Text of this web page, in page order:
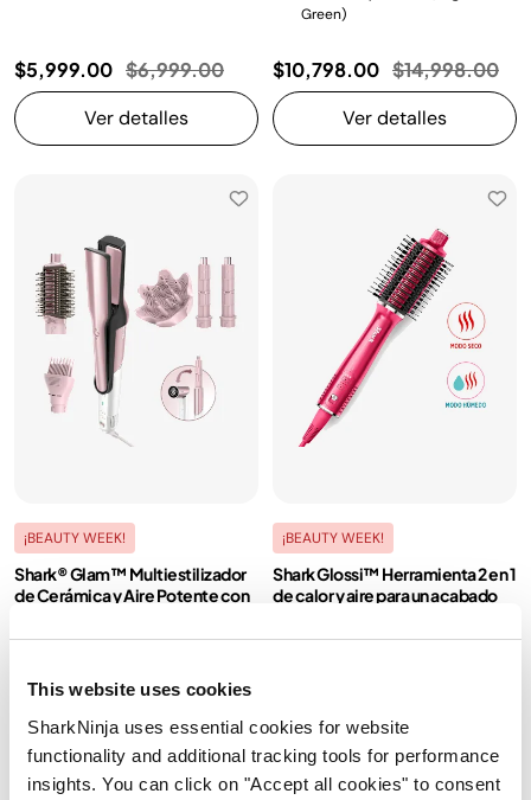
This website uses cookies
SharkNinja uses essential cookies for website
functionality and additional tracking tools for performance
insights. You can click on "Accept all cookies" to consent
$5,999.00 Precio reducido de
$6,999.00a
Ver detalles
Green)
$10,798.00 Precio
$14,998.00a
Ver detalles
¡BEAUTY WEEK!
Shark® Glam™ Multiestilizador
de Cerámica y Aire Potente con
4.1
(19)
Para cabello rizado y
ondulado
¡BEAUTY WEEK!
Shark Glossi™ Herramienta 2 en 1
de calor y aire para un acabado
Para todo tipo de cabello
2 en 1: alisa y seca en una